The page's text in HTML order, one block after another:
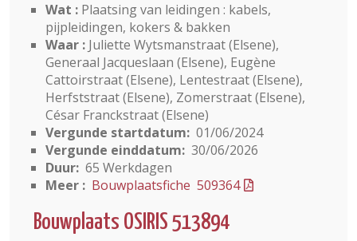
Wat : Plaatsing van leidingen : kabels,
pijpleidingen, kokers & bakken
Waar : Juliette Wytsmanstraat (Elsene),
Generaal Jacqueslaan (Elsene), Eugène
Cattoirstraat (Elsene), Lentestraat (Elsene),
Herfststraat (Elsene), Zomerstraat (Elsene),
César Franckstraat (Elsene)
Vergunde startdatum: 01/06/2024
Vergunde einddatum: 30/06/2026
Duur: 65 Werkdagen
Meer : Bouwplaatsfiche 509364
Bouwplaats OSIRIS 513894